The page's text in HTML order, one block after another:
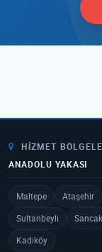
HIZMET
ANADOLU YAKASI
Maltepe Ataşehir
Sultanbeyli
Kadıköy